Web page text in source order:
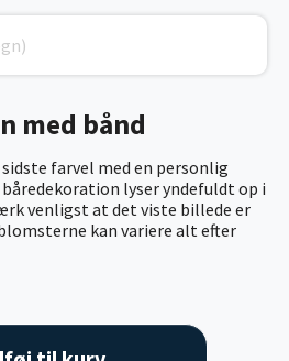
med bånd
farvel med en personlig
lyser yndefuldt op i
venligst at det viste billede er
kan variere alt efter